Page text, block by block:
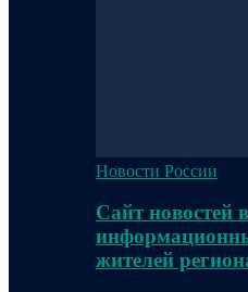
Новости России
Сайт новостей
жителей